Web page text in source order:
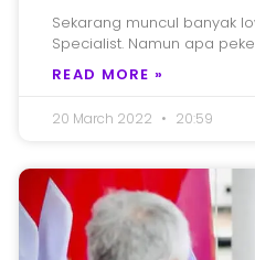
Sekarang muncul banyak
Specialist. Namun apa
READ MORE »
20 March 2022 20:59